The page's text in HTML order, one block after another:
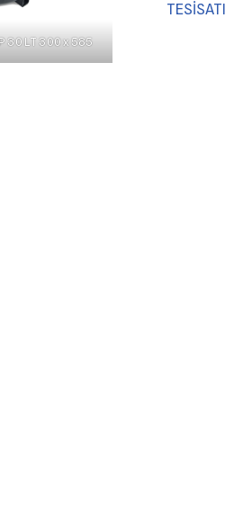
30 LT 300 x 585
TESİSATI